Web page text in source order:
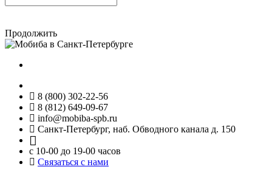
Продолжить
8 (800) 302-22-56
8 (812) 649-09-67
info@mobiba-spb.ru
Санкт-Петербург, наб. Обводного канала д. 150
с 10-00 до 19-00 часов
Связаться с нами